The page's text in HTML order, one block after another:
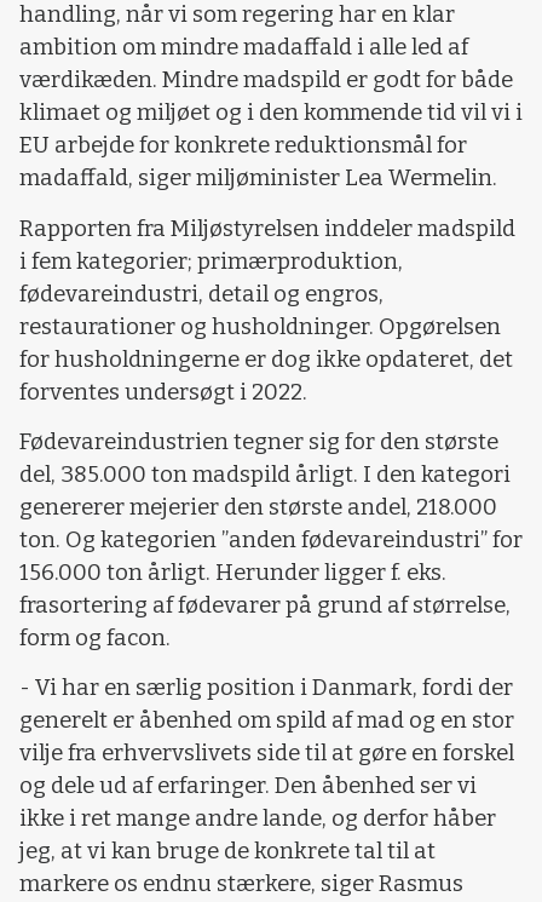
handling, når vi som regering har en klar
ambition om mindre madaffald i alle led af
værdikæden. Mindre madspild er godt for både
klimaet og miljøet og i den kommende tid vil vi i
EU arbejde for konkrete reduktionsmål for
madaffald, siger miljøminister Lea Wermelin.
Rapporten fra Miljøstyrelsen inddeler madspild
i fem kategorier; primærproduktion,
fødevareindustri, detail og engros,
restaurationer og husholdninger. Opgørelsen
for husholdningerne er dog ikke opdateret, det
forventes undersøgt i 2022.
Fødevareindustrien tegner sig for den største
del, 385.000 ton madspild årligt. I den kategori
genererer mejerier den største andel, 218.000
ton. Og kategorien ”anden fødevareindustri” for
156.000 ton årligt. Herunder ligger f. eks.
frasortering af fødevarer på grund af størrelse,
form og facon.
- Vi har en særlig position i Danmark, fordi der
generelt er åbenhed om spild af mad og en stor
vilje fra erhvervslivets side til at gøre en forskel
og dele ud af erfaringer. Den åbenhed ser vi
ikke i ret mange andre lande, og derfor håber
jeg, at vi kan bruge de konkrete tal til at
markere os endnu stærkere, siger Rasmus